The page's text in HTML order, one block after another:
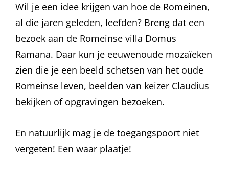
Wil je een idee krijgen van hoe de Romeinen,
al die jaren geleden, leefden? Breng dat een
bezoek aan de Romeinse villa Domus
Ramana. Daar kun je eeuwenoude mozaïeken
zien die je een beeld schetsen van het oude
Romeinse leven, beelden van keizer Claudius
bekijken of opgravingen bezoeken.
En natuurlijk mag je de toegangspoort niet
vergeten! Een waar plaatje!